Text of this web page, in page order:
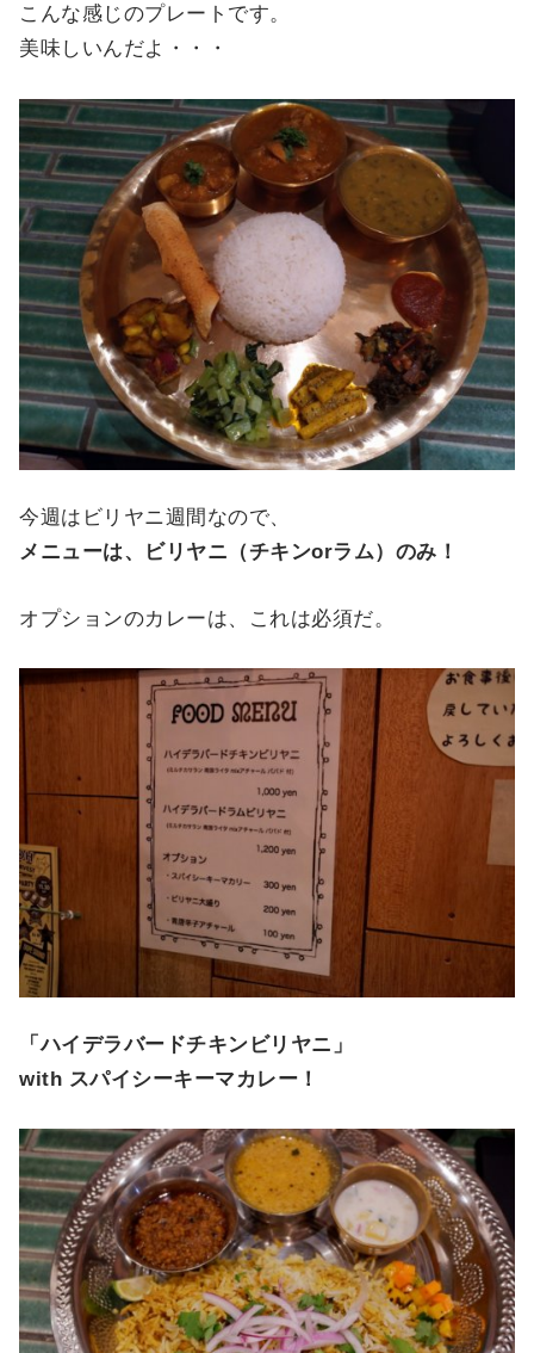
こんな感じのプレートです。
美味しいんだよ・・・
今週はビリヤニ週間なので、
メニューは、ビリヤニ（チキンorラム）のみ！
オプションのカレーは、これは必須だ。
「ハイデラバードチキンビリヤニ」
with スパイシーキーマカレー！